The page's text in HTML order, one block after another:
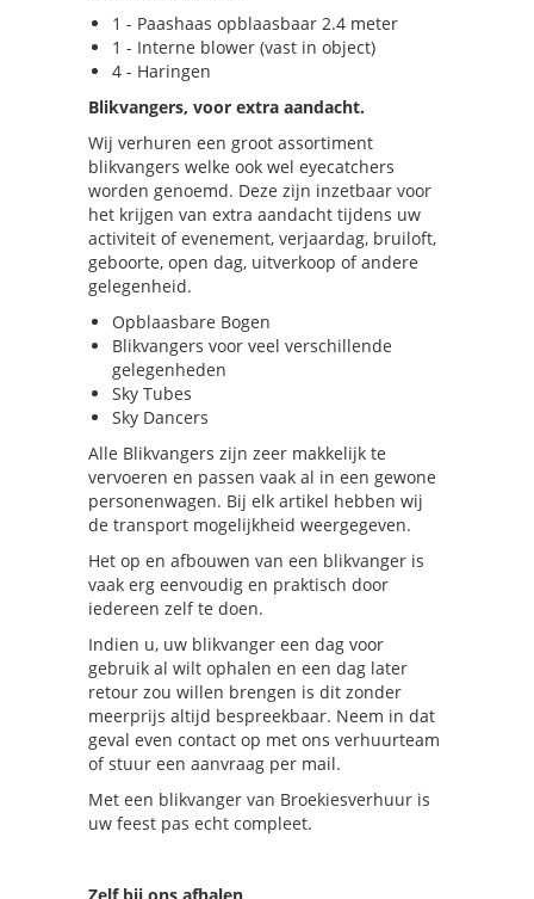
1 - Paashaas opblaasbaar 2.4 meter
1 - Interne blower (vast in object)
4 - Haringen
Blikvangers, voor extra aandacht.
Wij verhuren een groot assortiment
blikvangers welke ook wel eyecatchers
worden genoemd. Deze zijn inzetbaar voor
het krijgen van extra aandacht tijdens uw
activiteit of evenement, verjaardag, bruiloft,
geboorte, open dag, uitverkoop of andere
gelegenheid.
Opblaasbare Bogen
Blikvangers voor veel verschillende
gelegenheden
Sky Tubes
Sky Dancers
Alle Blikvangers zijn zeer makkelijk te
vervoeren en passen vaak al in een gewone
personenwagen. Bij elk artikel hebben wij
de transport mogelijkheid weergegeven.
Het op en afbouwen van een blikvanger is
vaak erg eenvoudig en praktisch door
iedereen zelf te doen.
Indien u, uw blikvanger een dag voor
gebruik al wilt ophalen en een dag later
retour zou willen brengen is dit zonder
meerprijs altijd bespreekbaar. Neem in dat
geval even contact op met ons verhuurteam
of stuur een aanvraag per mail.
Met een blikvanger van Broekiesverhuur is
uw feest pas echt compleet.
Zelf bij ons afhalen